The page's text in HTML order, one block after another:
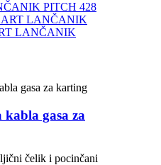
PITCH 428
LANČANIK
kabla gasa za
čelik i pocinčani